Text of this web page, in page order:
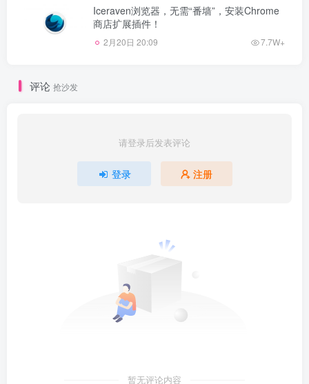
Iceraven浏览器，无需“番墙”，安装Chrome
商店扩展插件！
2月20日 20:09 7.7W+
评论 抢沙发
请登录后发表评论
登录 注册
暂无评论内容